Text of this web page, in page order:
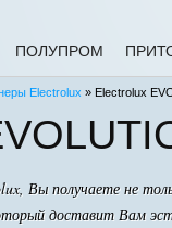
ПОЛУПРОМ
Electrolux » Electrolux
Вы получаете не
доставит Вам